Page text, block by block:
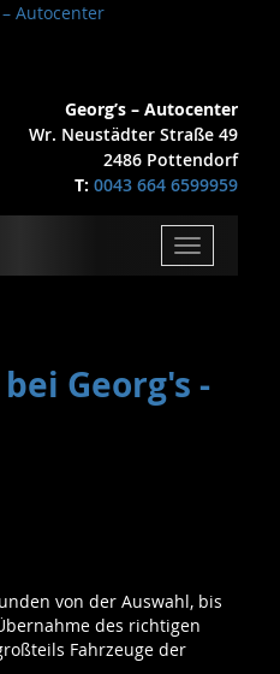
Georg’s – Autocenter
Wr. Neustädter Straße 49
2486 Pottendorf
T: 0043 664 6599959
Toggle
navigation
Georg's -
von der Auswahl, bis
des richtigen
Fahrzeuge der